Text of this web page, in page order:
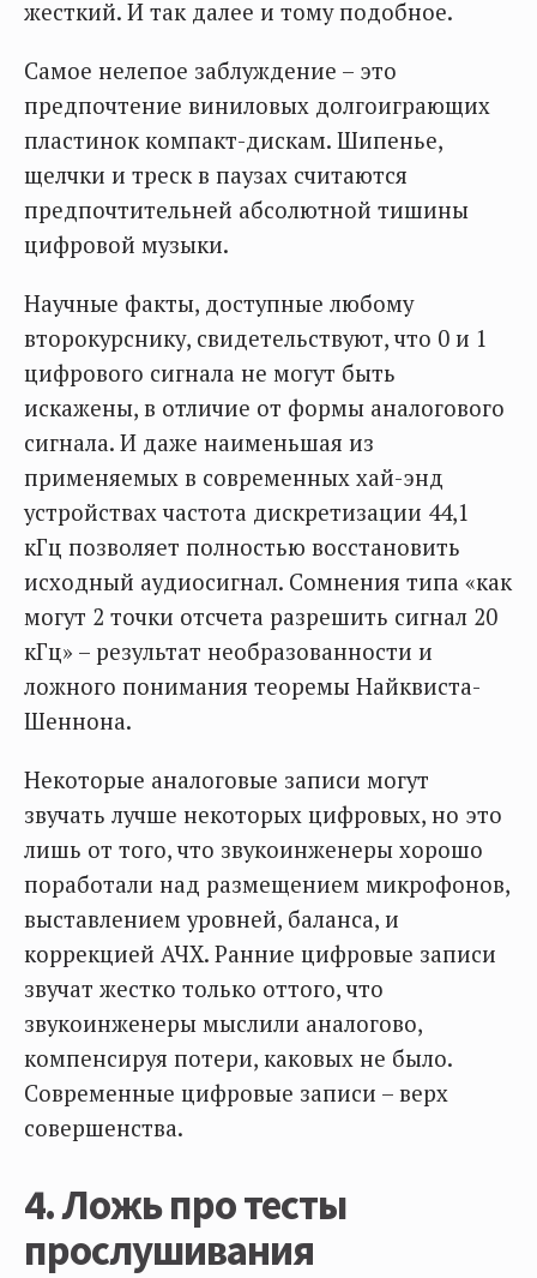
жесткий. И так далее и тому подобное.
Самое нелепое заблуждение – это
предпочтение виниловых долгоиграющих
пластинок компакт-дискам. Шипенье,
щелчки и треск в паузах считаются
предпочтительней абсолютной тишины
цифровой музыки.
Научные факты, доступные любому
второкурснику, свидетельствуют, что 0 и 1
цифрового сигнала не могут быть
искажены, в отличие от формы аналогового
сигнала. И даже наименьшая из
применяемых в современных хай-энд
устройствах частота дискретизации 44,1
кГц позволяет полностью восстановить
исходный аудиосигнал. Сомнения типа «как
могут 2 точки отсчета разрешить сигнал 20
кГц» – результат необразованности и
ложного понимания теоремы Найквиста-
Шеннона.
Некоторые аналоговые записи могут
звучать лучше некоторых цифровых, но это
лишь от того, что звукоинженеры хорошо
поработали над размещением микрофонов,
выставлением уровней, баланса, и
коррекцией АЧХ. Ранние цифровые записи
звучат жестко только оттого, что
звукоинженеры мыслили аналогово,
компенсируя потери, каковых не было.
Современные цифровые записи – верх
совершенства.
4. Ложь про тесты
прослушивания